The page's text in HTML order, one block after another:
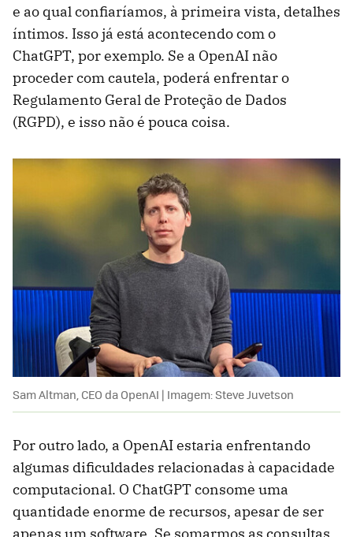
e ao qual confiaríamos, à primeira vista, detalhes
íntimos. Isso já está acontecendo com o
ChatGPT, por exemplo. Se a OpenAI não
proceder com cautela, poderá enfrentar o
Regulamento Geral de Proteção de Dados
(RGPD), e isso não é pouca coisa.
Sam Altman, CEO da OpenAI | Imagem: Steve Juvetson
Por outro lado, a OpenAI estaria enfrentando
algumas dificuldades relacionadas à capacidade
computacional. O ChatGPT consome uma
quantidade enorme de recursos, apesar de ser